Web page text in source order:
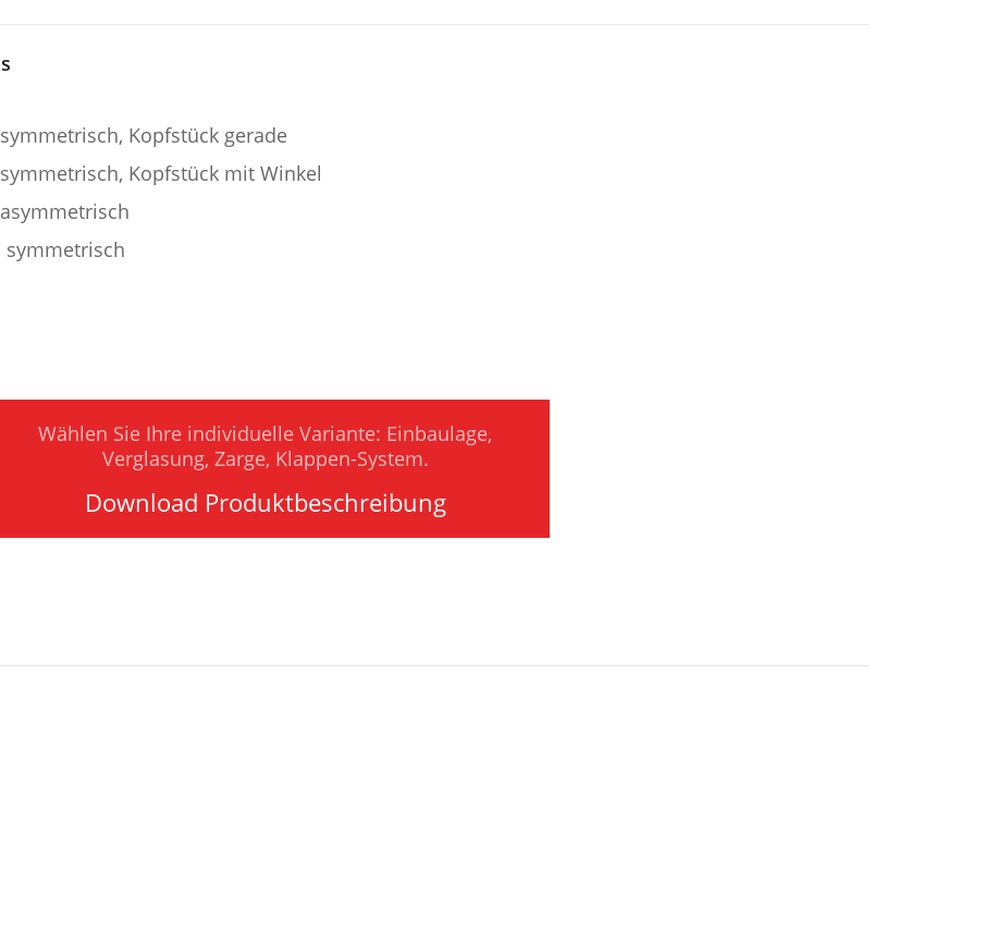
Kopfstück gerade
Kopfstück mit Winkel
symmetrisch
Wählen Sie Ihre individuelle Variante: Einbaulage,
Verglasung, Zarge, Klappen-System.
Download Produktbeschreibung